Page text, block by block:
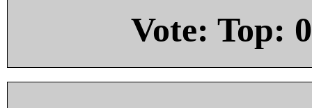
Vote: Top: 0